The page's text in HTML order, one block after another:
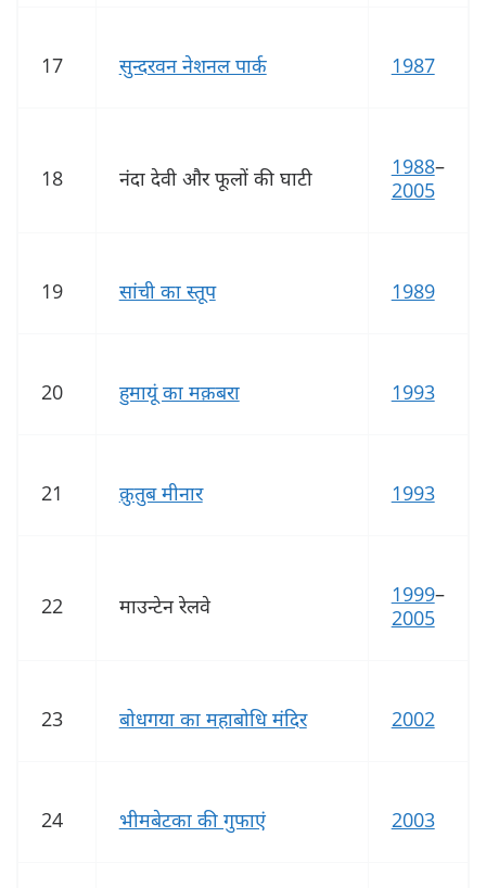
17 सुन्दरवन नेशनल पार्क 1987
18 नंदा देवी और फूलों की घाटी 1988–
2005
19 सांची का स्तूप 1989
20 हुमायूं का मक़बरा 1993
21 क़ुतुब मीनार 1993
22 माउन्टेन रेलवे 1999–
2005
23 बोधगया का महाबोधि मंदिर 2002
24 भीमबेटका की गुफाएं 2003